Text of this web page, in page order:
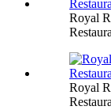
Royal
Royal